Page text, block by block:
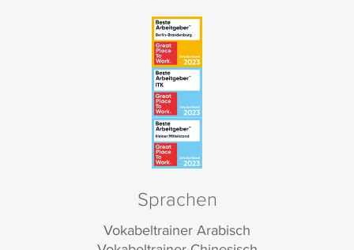
Sprachen
Vokabeltrainer Arabisch